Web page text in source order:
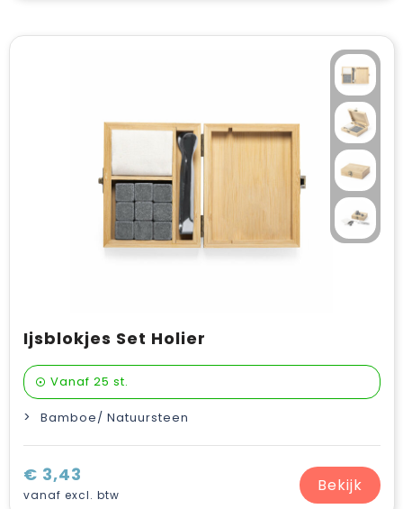
Ijsblokjes Set Holier
Vanaf 25 st.
Bamboe/ Natuursteen
€ 3,43
vanaf excl. btw Bekijk